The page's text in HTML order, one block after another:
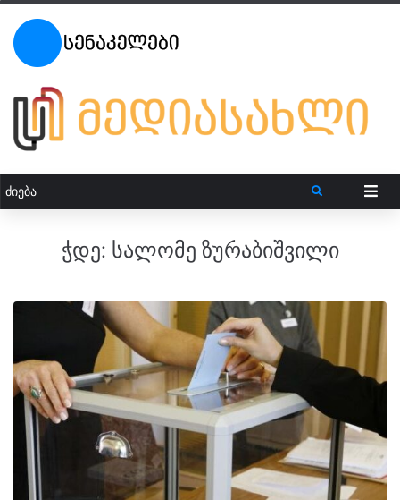
ჭდე: სალომე ზურაბიშვილი